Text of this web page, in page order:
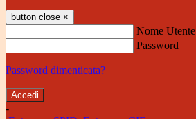
button close ×
Nome Utente
Password
Password dimenticata?
-